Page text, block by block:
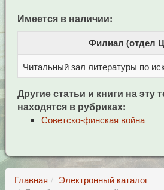
Имеется в наличии:
Филиал (отдел
Читальный зал литературы по
Другие статьи и книги на эту
находятся в рубриках:
Советско-финская война
Главная
Электронный каталог